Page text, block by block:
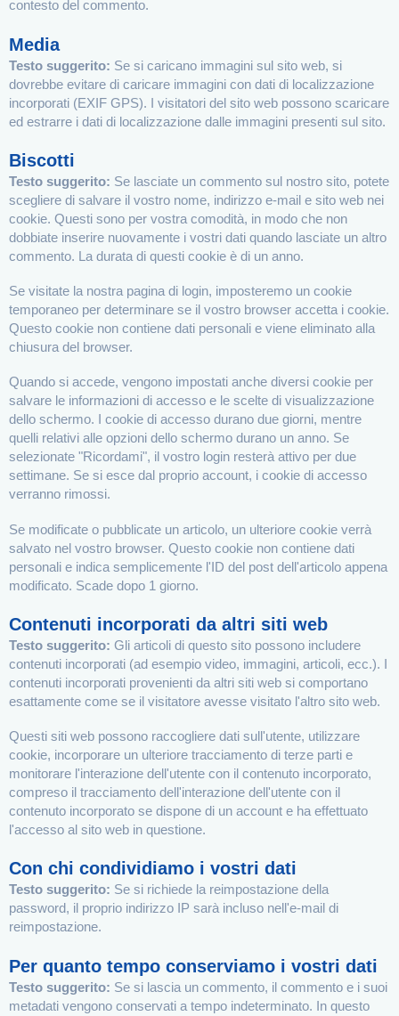
contesto del commento.
Media
Testo suggerito: Se si caricano immagini sul sito web, si
dovrebbe evitare di caricare immagini con dati di localizzazione
incorporati (EXIF GPS). I visitatori del sito web possono scaricare
ed estrarre i dati di localizzazione dalle immagini presenti sul sito.
Biscotti
Testo suggerito: Se lasciate un commento sul nostro sito, potete
scegliere di salvare il vostro nome, indirizzo e-mail e sito web nei
cookie. Questi sono per vostra comodità, in modo che non
dobbiate inserire nuovamente i vostri dati quando lasciate un altro
commento. La durata di questi cookie è di un anno.
Se visitate la nostra pagina di login, imposteremo un cookie
temporaneo per determinare se il vostro browser accetta i cookie.
Questo cookie non contiene dati personali e viene eliminato alla
chiusura del browser.
Quando si accede, vengono impostati anche diversi cookie per
salvare le informazioni di accesso e le scelte di visualizzazione
dello schermo. I cookie di accesso durano due giorni, mentre
quelli relativi alle opzioni dello schermo durano un anno. Se
selezionate "Ricordami", il vostro login resterà attivo per due
settimane. Se si esce dal proprio account, i cookie di accesso
verranno rimossi.
Se modificate o pubblicate un articolo, un ulteriore cookie verrà
salvato nel vostro browser. Questo cookie non contiene dati
personali e indica semplicemente l'ID del post dell'articolo appena
modificato. Scade dopo 1 giorno.
Contenuti incorporati da altri siti web
Testo suggerito: Gli articoli di questo sito possono includere
contenuti incorporati (ad esempio video, immagini, articoli, ecc.). I
contenuti incorporati provenienti da altri siti web si comportano
esattamente come se il visitatore avesse visitato l'altro sito web.
Questi siti web possono raccogliere dati sull'utente, utilizzare
cookie, incorporare un ulteriore tracciamento di terze parti e
monitorare l'interazione dell'utente con il contenuto incorporato,
compreso il tracciamento dell'interazione dell'utente con il
contenuto incorporato se dispone di un account e ha effettuato
l'accesso al sito web in questione.
Con chi condividiamo i vostri dati
Testo suggerito: Se si richiede la reimpostazione della
password, il proprio indirizzo IP sarà incluso nell'e-mail di
reimpostazione.
Per quanto tempo conserviamo i vostri dati
Testo suggerito: Se si lascia un commento, il commento e i suoi
metadati vengono conservati a tempo indeterminato. In questo